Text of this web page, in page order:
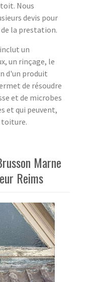
Nous
devis pour
la prestation.
un
un rinçage, le
d'un produit
de résoudre
et de microbes
et qui peuvent,
toiture.
Marne
Reims